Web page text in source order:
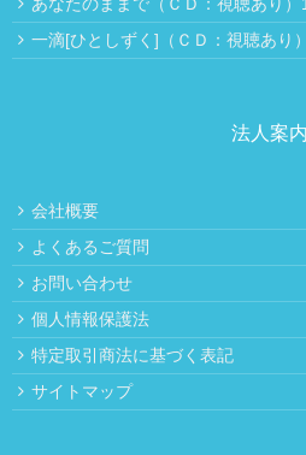
一滴[ひとしずく]（ＣＤ：視聴あり
法人案内
会社概要
よくあるご質問
お問い合わせ
個人情報保護法
特定取引商法に基づく表記
サイトマップ